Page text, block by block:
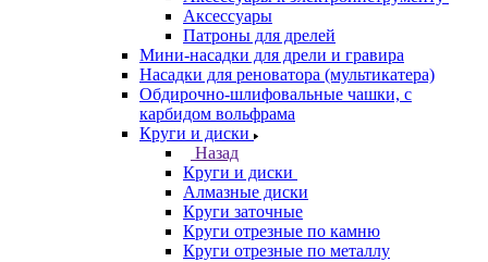
Аксессуары
Патроны для дрелей
Мини-насадки для дрели и гравира
Насадки для реноватора (мультикатера)
Обдирочно-шлифовальные чашки, с
карбидом вольфрама
Круги и диски
Назад
Круги и диски
Алмазные диски
Круги заточные
Круги отрезные по камню
Круги отрезные по металлу